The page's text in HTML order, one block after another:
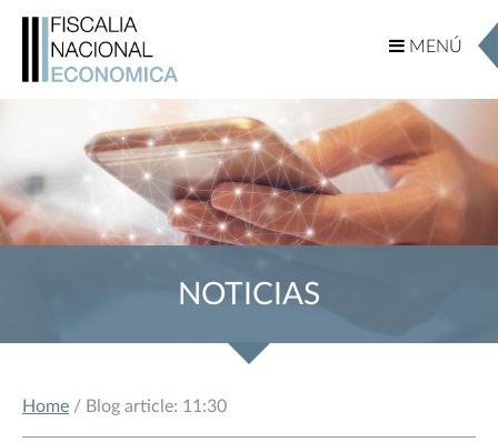
MENÚ
MENÚ
NOTICIAS
Home / Blog article: 11:30